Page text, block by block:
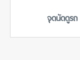
จุดนัดดูรถ